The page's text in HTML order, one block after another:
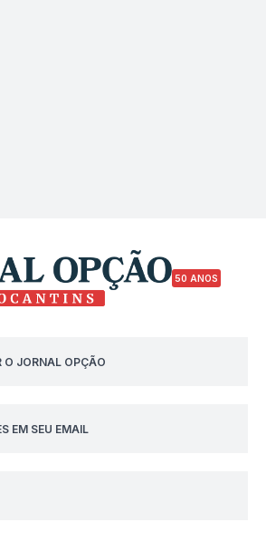
50 ANOS
O JORNAL OPÇÃO
EM SEU EMAIL